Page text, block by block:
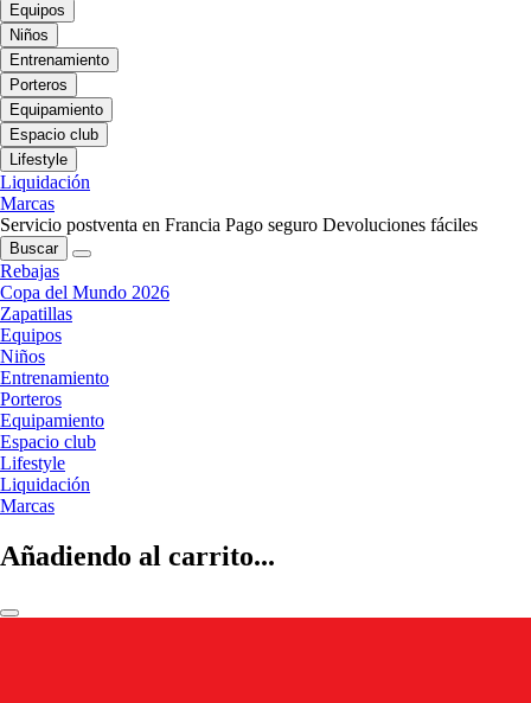
Equipos
Niños
Entrenamiento
Porteros
Equipamiento
Espacio club
Lifestyle
Liquidación
Marcas
Servicio postventa en Francia Pago seguro Devoluciones fáciles
Buscar
Rebajas
Copa del Mundo 2026
Zapatillas
Equipos
Niños
Entrenamiento
Porteros
Equipamiento
Espacio club
Lifestyle
Liquidación
Marcas
Añadiendo al carrito...